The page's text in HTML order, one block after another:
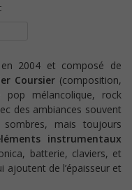
2004 et composé de
Coursier (composition,
pop mélancolique, rock
des ambiances souvent
sombres, mais toujours
instrumentaux
batterie, claviers, et
de l’épaisseur et